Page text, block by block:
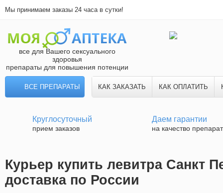
Мы принимаем заказы 24 часа в сутки!
все для Вашего сексуального
здоровья
препараты для повышения потенции
ВСЕ ПРЕПАРАТЫ КАК ЗАКАЗАТЬ КАК ОПЛАТИТЬ
Круглосуточный
прием заказов
Даем гарантии
на качество
Курьер купить левитра Санкт
доставка по России